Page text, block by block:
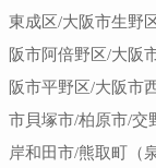
東成区/大阪市生野
阪市阿倍野区/大阪
阪市平野区/大阪市
市貝塚市/柏原市/交
岸和田市/熊取町（